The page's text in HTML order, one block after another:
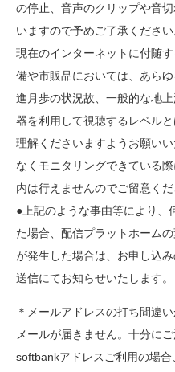
の停止、音声のクリップや音
いますので予めご了承くださ
現在のインターネットに付随
備や市販品においては、あら
進月歩の状況故、一般的な地
器を利用して視聴するレベル
理解くださいますようお願い
なくモニタリングできている
内は行えませんのでご留意くだ
●上記のような事由等により、
た場合、配信プラットホーム
が発生した場合は、お申し込
送信にてお知らせいたします。
＊メールアドレスの打ち間違
メールが届きません。十分に
softbankアドレスご利用の場